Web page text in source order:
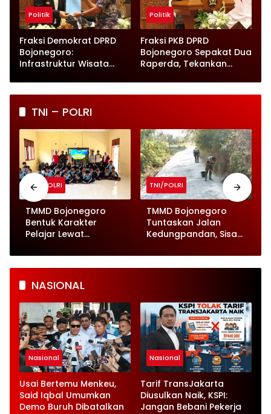
Politik
Fraksi Demokrat DPRD
Bojonegoro:
Infrastruktur Wisata
Politik
Fraksi PKB DPRD
Bojonegoro Sepakat Dua
Raperda, Tekankan
TNI – POLRI
TNI/POLRI
TMMD Bojonegoro
Bentuk Karakter
Pelajar Lewat
Kebangsaan
TNI/POLRI
TMMD Bojonegoro
Tuntaskan Jalan
Kedungpandan, Sisa
NASIONAL
Nasional
Usai Bertemu Menkeu,
Said Iqbal Umumkan
Demo Buruh Dibatalkan
Nasional
Tarif TransJakarta
Diusulkan Naik, KSPI:
Jangan Bebani Pekerja